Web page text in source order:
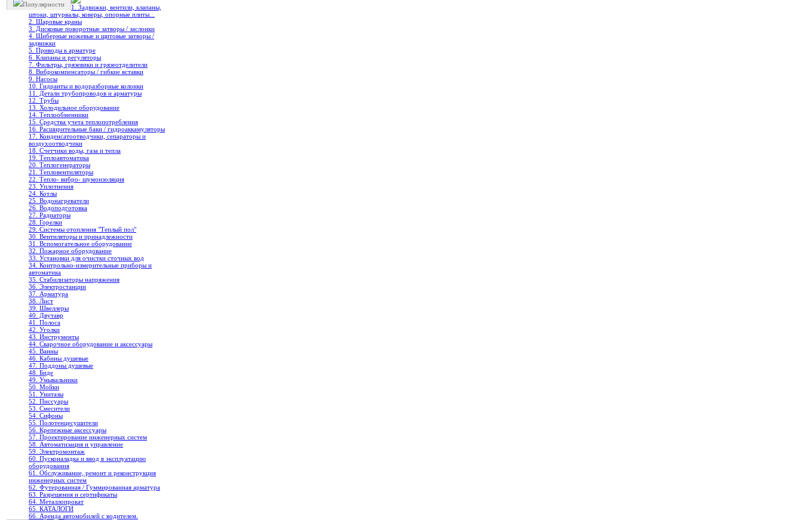
Популярности
1. Задвижки, вентили, клапаны,
штоки, штурвалы, коверы, опорные плиты...
2. Шаровые краны
3. Дисковые поворотные затворы / заслонки
4. Шиберные ножевые и щитовые затворы /
задвижки
5. Приводы к арматуре
6. Клапаны и регуляторы
7. Фильтры, грязевики и грязеотделители
8. Виброкомпенсаторы / гибкие вставки
9. Насосы
10. Гидранты и водоразборные колонки
11. Детали трубопроводов и арматуры
12. Трубы
13. Холодильное oборудование
14. Теплообменники
15. Средства учета теплопотребления
16. Расширительные баки / гидроаккамуляторы
17. Конденсатоотводчики, сепараторы и
воздухоотводчики
18. Счетчики воды, газа и тепла
19. Теплоавтоматика
20. Теплогенераторы
21. Тепловентиляторы
22. Тепло- вибро- шумоизоляция
23. Уплотнения
24. Котлы
25. Водонагреватели
26. Водоподготовка
27. Радиаторы
28. Горелки
29. Системы отопления "Теплый пол"
30. Вентиляторы и принадлежности
31. Вспомогательное оборудование
32. Пожарное оборудование
33. Установки для очистки сточных вод
34. Контрольно-измерительные приборы и
автоматика
35. Стабилизаторы напряжения
36. Электростанции
37. Арматура
38. Лист
39. Швеллеры
40. Двутавр
41. Полоса
42. Уголки
43. Инструменты
44. Сварочное оборудование и аксессуары
45. Ванны
46. Кабины душевые
47. Поддоны душевые
48. Биде
49. Умывальники
50. Мойки
51. Унитазы
52. Писсуары
53. Смесители
54. Сифоны
55. Полотенцесушители
56. Крепежные аксессуары
57. Проектирование инженерных систем
58. Автоматизация и управление
59. Электромонтаж
60. Пусконаладка и ввод в эксплуатацию
оборудования
61. Обслуживание, ремонт и реконструкция
инженерных систем
62. Футерованная / Гуммированная арматура
63. Разрешения и сертификаты
64. Металлопрокат
65. КАТАЛОГИ
66. Аренда автомобилей с водителем.